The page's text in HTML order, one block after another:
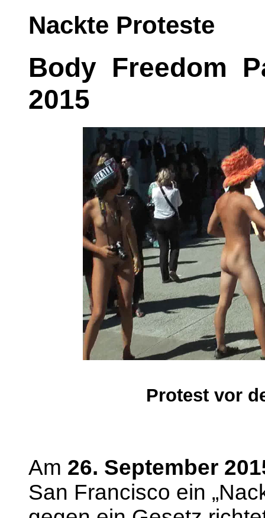
Nackte Proteste
Body Freedom
2015
Protest vor
Am 26. September
San Francisco ein